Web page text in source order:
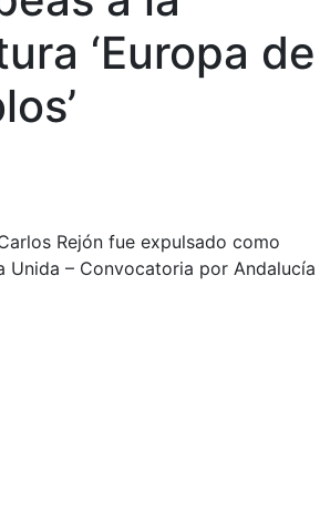
‘Europa de
Rejón fue expulsado como
Unida – Convocatoria por Andalucía